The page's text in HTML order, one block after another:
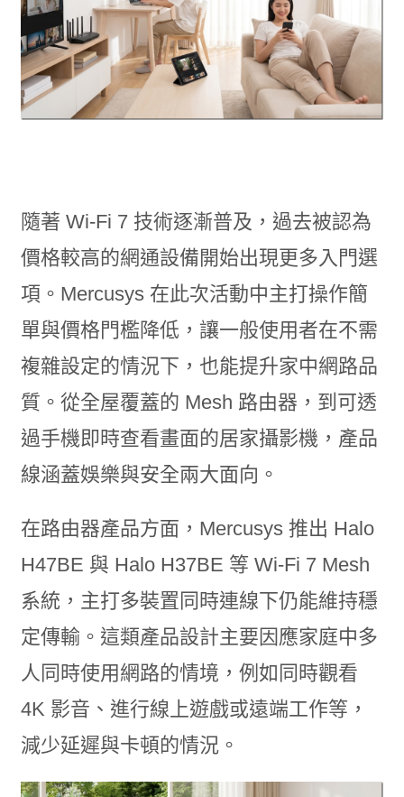
隨著 Wi-Fi 7 技術逐漸普及，過去被認為
價格較高的網通設備開始出現更多入門選
項。Mercusys 在此次活動中主打操作簡
單與價格門檻降低，讓一般使用者在不需
複雜設定的情況下，也能提升家中網路品
質。從全屋覆蓋的 Mesh 路由器，到可透
過手機即時查看畫面的居家攝影機，產品
線涵蓋娛樂與安全兩大面向。
在路由器產品方面，Mercusys 推出 Halo
H47BE 與 Halo H37BE 等 Wi-Fi 7 Mesh
系統，主打多裝置同時連線下仍能維持穩
定傳輸。這類產品設計主要因應家庭中多
人同時使用網路的情境，例如同時觀看
4K 影音、進行線上遊戲或遠端工作等，
減少延遲與卡頓的情況。